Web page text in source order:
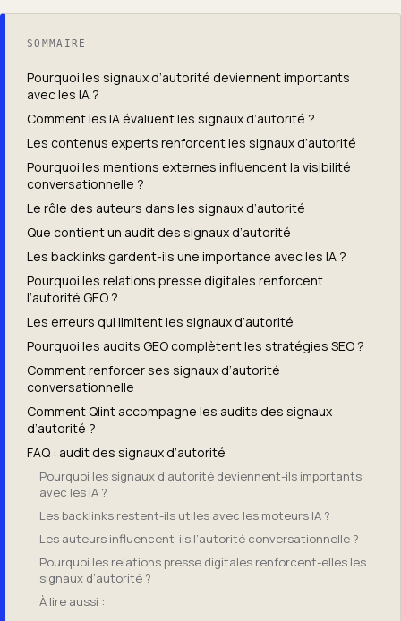
SOMMAIRE
Pourquoi les signaux d’autorité deviennent importants
avec les IA ?
Comment les IA évaluent les signaux d’autorité ?
Les contenus experts renforcent les signaux d’autorité
Pourquoi les mentions externes influencent la visibilité
conversationnelle ?
Le rôle des auteurs dans les signaux d’autorité
Que contient un audit des signaux d’autorité
Les backlinks gardent-ils une importance avec les IA ?
Pourquoi les relations presse digitales renforcent
l’autorité GEO ?
Les erreurs qui limitent les signaux d’autorité
Pourquoi les audits GEO complètent les stratégies SEO ?
Comment renforcer ses signaux d’autorité
conversationnelle
Comment Qlint accompagne les audits des signaux
d’autorité ?
FAQ : audit des signaux d’autorité
Pourquoi les signaux d’autorité deviennent-ils importants
avec les IA ?
Les backlinks restent-ils utiles avec les moteurs IA ?
Les auteurs influencent-ils l’autorité conversationnelle ?
Pourquoi les relations presse digitales renforcent-elles les
signaux d’autorité ?
À lire aussi :